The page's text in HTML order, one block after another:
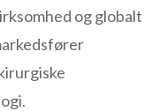
og globalt